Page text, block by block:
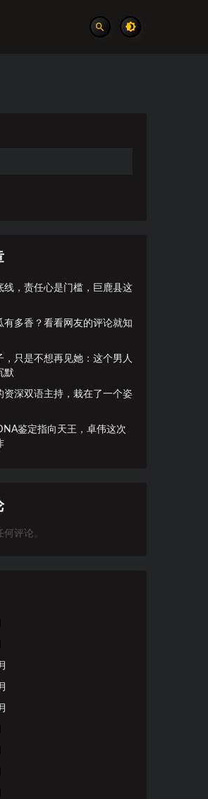
线，责任心是门槛，巨鹿县这
有多香？看看网友的评论就知
，只是不想再见她：这个男人
默
资深双语主持，栽在了一个姿
鉴定指向天王，卓伟这次
评论。